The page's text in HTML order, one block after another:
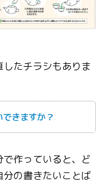
たチラシもありま
きますか？
作っていると、ど
の書きたいことば